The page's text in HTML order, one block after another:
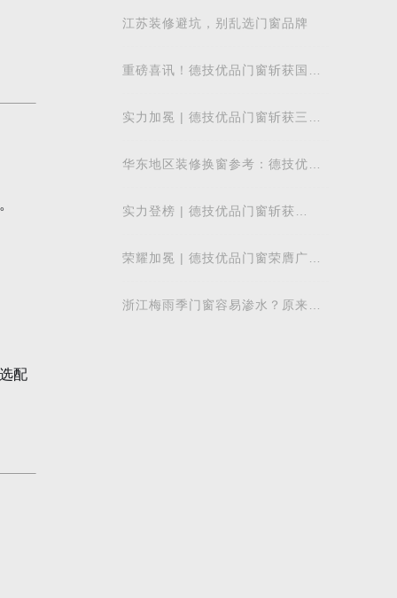
配
江苏装修避坑，别乱选门窗品牌
重磅喜讯！德技优品门窗斩获国际
实力加冕 | 德技优品门窗斩获三项
质量发展
华东地区装修换窗参考：德技优品
实力登榜 | 德技优品门窗斩获
以中国智造赋
荣耀加冕 | 德技优品门窗荣膺广东
少军董事
浙江梅雨季门窗容易渗水？原来差